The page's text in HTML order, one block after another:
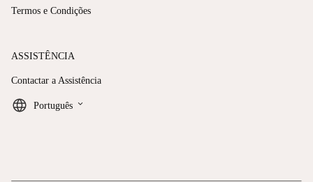
Termos e Condições
ASSISTÊNCIA
Contactar a Assistência
Português keyboard_arrow_down